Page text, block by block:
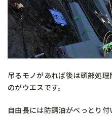
吊るモノがあれば後は頭部処
のがウエスです。
自由長には防錆油がべっとり付